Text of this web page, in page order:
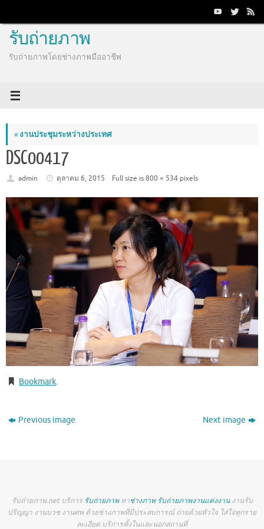
content
รับถ่ายภาพ
รับถ่ายภาพโดยช่างภาพมืออาชีพ
«งานประชุมระหว่างประเทศ
DSC00417
admin ตุลาคม 6, 2015 Full size is800 × 534 pixels
Bookmark.
Previous image Next image
รับถ่ายภาพ.net บริการ รับถ่ายภาพหาช่างภาพ รับถ่ายภาพงานแต่งงานงานรับ
ปริญญา งานบวช งานศพ ด้วยช่างภาพที่มีประสบการณ์ ถ่ายด้วยหัวใจ ใส่ใจทุกราย
ละเอียด บริการทั้งในและนอกสถานที่